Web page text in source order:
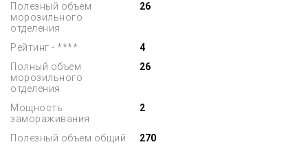
Полезный объем
морозильного
отделения
26
Рейтинг - ****
4
Полный объем
морозильного
отделения
26
Мощность
замораживания
2
Полезный объем общий
270